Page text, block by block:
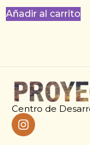
Añadir al carrito
Centro de